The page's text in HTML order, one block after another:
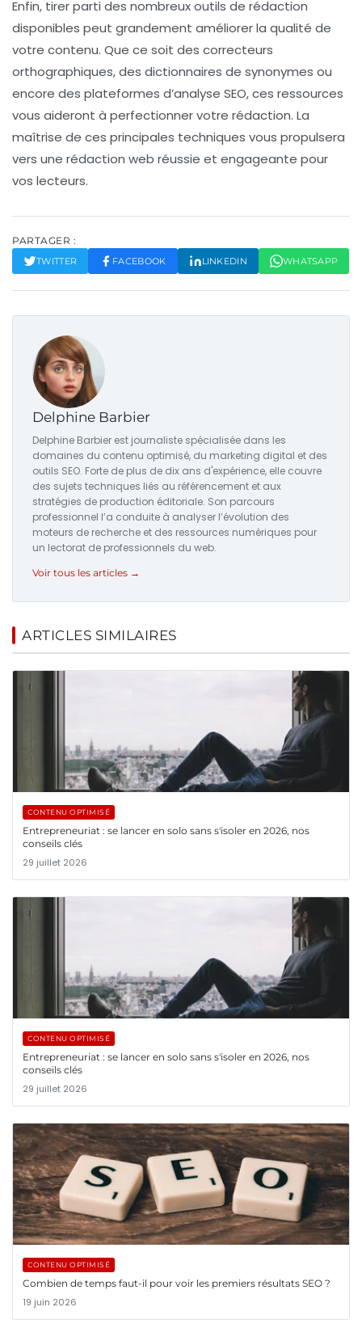
Enfin, tirer parti des nombreuxoutils de rédaction
disponibles peut grandement améliorer la qualité de
votre contenu. Que ce soit des correcteurs
orthographiques, des dictionnaires de synonymes ou
encore des plateformes d’analyse SEO, ces ressources
vous aideront à perfectionner votre rédaction. La
maîtrise de ces principales techniques vous propulsera
vers une rédaction web réussie et engageante pour
vos lecteurs.
PARTAGER :
TWITTER FACEBOOK LINKEDIN WHATSAPP
Delphine Barbier
Delphine Barbier est journaliste spécialisée dans les
domaines du contenu optimisé, du marketing digital et des
outils SEO. Forte de plus de dix ans d'expérience, elle couvre
des sujets techniques liés au référencement et aux
stratégies de production éditoriale. Son parcours
professionnel l’a conduite à analyser l’évolution des
moteurs de recherche et des ressources numériques pour
un lectorat de professionnels du web.
Voir tous les articles →
ARTICLES SIMILAIRES
CONTENU OPTIMISÉ
Entrepreneuriat : se lancer en solo sans s'isoler en 2026, nos
conseils clés
29 juillet 2026
CONTENU OPTIMISÉ
Entrepreneuriat : se lancer en solo sans s'isoler en 2026, nos
conseils clés
29 juillet 2026
CONTENU OPTIMISÉ
Combien de temps faut-il pour voir les premiers résultats SEO ?
19 juin 2026